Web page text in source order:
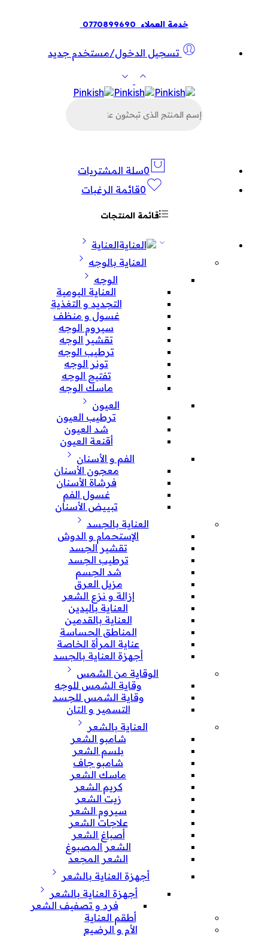
خدمة العملاء 0770899690
تسجيل الدخول/مستخدم جديد
عن
0سلة المشتريات
0قائمة الرغبات
قائمة المنتجات
العناية
العناية بالوجه
الوجه
العناية اليومية
التجديد و التغذية
غسول و منظف
سيروم الوجه
تقشير الوجه
ترطيب الوجه
تونر الوجه
تفتيح الوجه
ماسك الوجه
العيون
ترطيب العيون
شد العيون
أقنعة العيون
الفم و الأسنان
معجون الأسنان
فرشاة الأسنان
غسول الفم
تبييض الأسنان
العناية بالجسد
الإستحمام و الدوش
تقشير الجسد
ترطيب الجسد
شد الجسم
مزيل العرق
إزالة و نزع الشعر
العناية باليدين
العناية بالقدمين
المناطق الحساسة
عناية المرأة الخاصة
أجهزة العناية بالجسد
الوقاية من الشمس
وقاية الشمس للوجه
وقاية الشمس للجسد
التسمير و التان
العناية بالشعر
شامبو الشعر
بلسم الشعر
شامبو جاف
ماسك الشعر
كريم الشعر
زيت الشعر
سيروم الشعر
علاجات الشعر
أصباغ الشعر
الشعر المصبوغ
الشعر المجعد
أجهزة العناية بالشعر
أجهزة العناية بالشعر
فرد و تصفيف الشعر
أطقم العناية
الأم و الرضيع